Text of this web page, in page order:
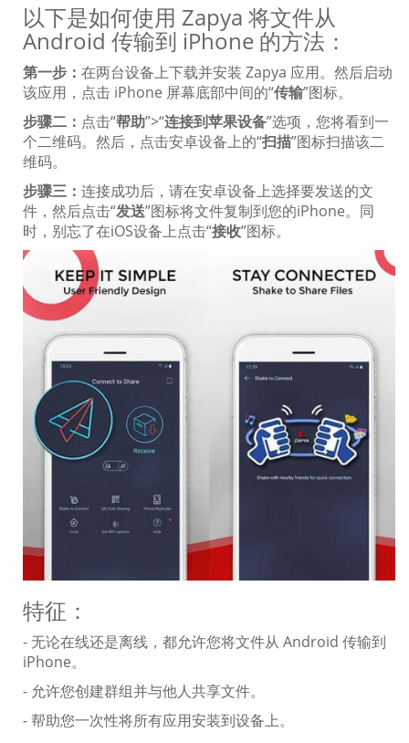
以下是如何使用 Zapya 将文件从
Android 传输到 iPhone 的方法：
第一步： 在两台设备上下载并安装 Zapya 应用。然后启动
该应用，点击 iPhone 屏幕底部中间的“传输”图标。
步骤二： 点击“帮助”>“连接到苹果设备”选项，您将看到一
个二维码。然后，点击安卓设备上的“扫描”图标扫描该二
维码。
步骤三： 连接成功后，请在安卓设备上选择要发送的文
件，然后点击“发送”图标将文件复制到您的iPhone。同
时，别忘了在iOS设备上点击“接收”图标。
特征：
- 无论在线还是离线，都允许您将文件从 Android 传输到
iPhone。
- 允许您创建群组并与他人共享文件。
- 帮助您一次性将所有应用安装到设备上。